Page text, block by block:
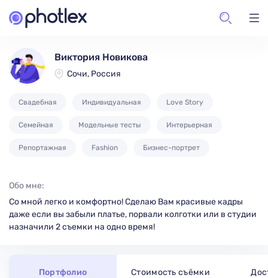
Виктория Новикова
Сочи, Россия
Свадебная Индивидуальная Love Story
Семейная Модельные тесты Интерьерная
Репортажная Fashion Бизнес-портрет
Обо мне:
Со мной легко и комфортно! Сделаю Вам красивые кадры
даже если вы забыли платье, порвали колготки или в студии
назначили 2 съемки на одно время!
Портфолио Стоимость съёмки